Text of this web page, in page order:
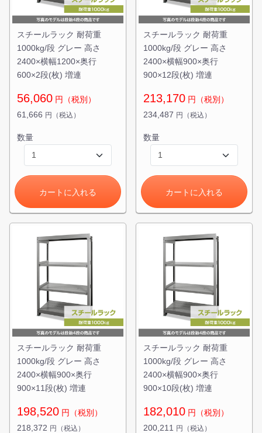
スチールラック 耐荷重
1000kg/段 グレー 高さ
2400×横幅1200×奥行
600×2段(枚) 増連
56,060 円（税別）
61,666 円（税込）
数量
カートに入れる
スチールラック 耐荷重
1000kg/段 グレー 高さ
2400×横幅900×奥行
900×12段(枚) 増連
213,170 円（税別）
234,487 円（税込）
数量
カートに入れる
スチールラック 耐荷重
1000kg/段 グレー 高さ
2400×横幅900×奥行
900×11段(枚) 増連
198,520 円（税別）
218,372 円（税込）
スチールラック 耐荷重
1000kg/段 グレー 高さ
2400×横幅900×奥行
900×10段(枚) 増連
182,010 円（税別）
200,211
円（税込）